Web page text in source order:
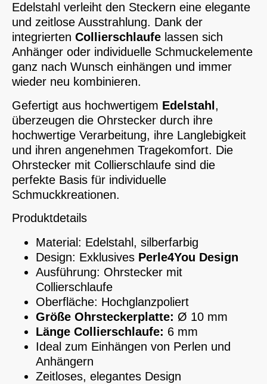
Edelstahl verleiht den Steckern eine elegante
und zeitlose Ausstrahlung. Dank der
integrierten Collierschlaufe lassen sich
Anhänger oder individuelle Schmuckelemente
ganz nach Wunsch einhängen und immer
wieder neu kombinieren.
Gefertigt aus hochwertigem Edelstahl ,
überzeugen die Ohrstecker durch ihre
hochwertige Verarbeitung, ihre Langlebigkeit
und ihren angenehmen Tragekomfort. Die
Ohrstecker mit Collierschlaufe sind die
perfekte Basis für individuelle
Schmuckkreationen.
Produktdetails
Material: Edelstahl, silberfarbig
Design: Exklusives Perle4You Design
Ausführung: Ohrstecker mit
Collierschlaufe
Oberfläche: Hochglanzpoliert
Größe Ohrsteckerplatte: Ø 10 mm
Länge Collierschlaufe: 6 mm
Ideal zum Einhängen von Perlen und
Anhängern
Zeitloses, elegantes Design